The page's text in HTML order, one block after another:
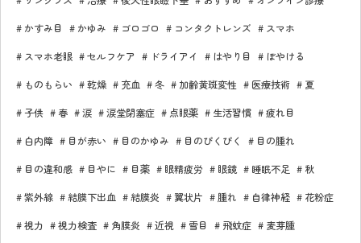
かすみ目 かゆみ ゴロゴロ コンタクトレンズ スマホ
スマホ老眼 セルフケア ドライアイ はやり目 ぼやける
ものもらい 乾燥 充血 冬 加齢黄斑変性 医療技術 夏
子供 春 涙 涙堂閉塞症 点眼薬 生活習慣 疲れ目
白内障 目が赤い 目のかゆみ 目のぴくぴく 目の腫れ
目の違和感 目やに 目薬 眼精疲労 眼鏡 睡眠不足 秋
紫外線 結膜下出血 結膜炎 翼状片 腫れ 自律神経 花粉症
視力 視力検査 角膜炎 近視 雪目 飛蚊症 麦芽腫